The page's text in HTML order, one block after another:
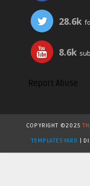
28.6k
8.6k
Report Abuse
COPYRIGHT ©2025
TEMPLATESYARD |